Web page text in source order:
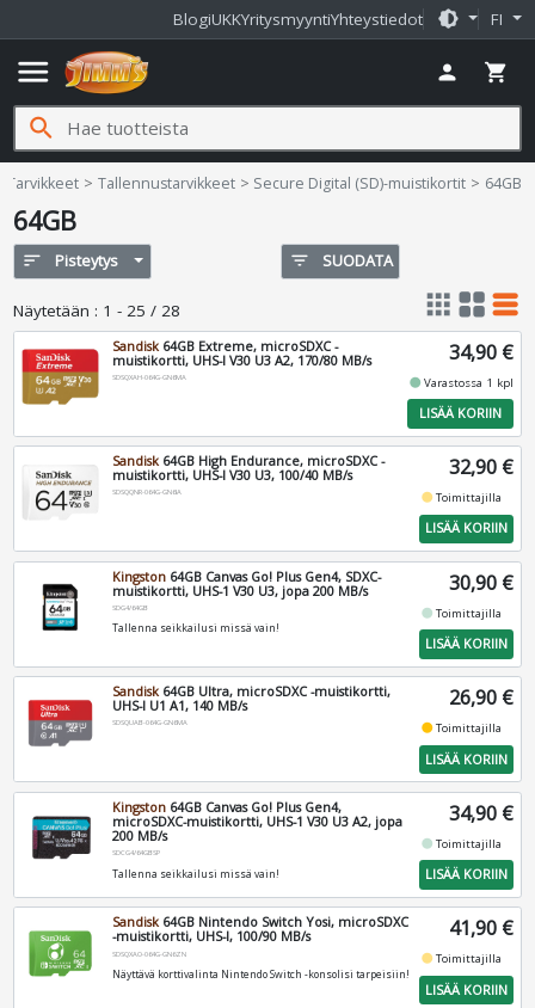
BlogiUKKYritysmyyntiYhteystiedot brightness_medium FI
menu person shopping_cart
search
Tarvikkeet Tallennustarvikkeet Secure Digital (SD)-muistikortit 64GB
64GB
sort Pisteytys filter_list SUODATA
Näytetään : 1 - 25 / 28 apps grid_view table_rows
Sandisk 64GB Extreme, microSDXC -
muistikortti, UHS-I V30 U3 A2, 170/80 MB/s
SDSQXAH-064G-GN6MA
34,90 €
fiber_manual_recordVarastossa 1 kpl
LISÄÄ KORIIN
Sandisk64GB High Endurance, microSDXC -
muistikortti, UHS-I V30 U3, 100/40 MB/s
SDSQQNR-064G-GN6IA
32,90 €
fiber_manual_recordToimittajilla
LISÄÄ KORIIN
Kingston 64GB Canvas Go! Plus Gen4, SDXC-
muistikortti, UHS-1 V30 U3, jopa 200 MB/s
SDG4/64GB
Tallenna seikkailusi missä vain!
30,90 €
fiber_manual_recordToimittajilla
LISÄÄ KORIIN
Sandisk64GB Ultra, microSDXC -muistikortti,
UHS-I U1 A1, 140 MB/s
SDSQUAB-064G-GN6MA
26,90 €
fiber_manual_recordToimittajilla
LISÄÄ KORIIN
Kingston 64GB Canvas Go! Plus Gen4,
microSDXC-muistikortti, UHS-1 V30 U3 A2, jopa
200 MB/s
SDCG4/64GBSP
Tallenna seikkailusi missä vain!
34,90 €
fiber_manual_recordToimittajilla
LISÄÄ KORIIN
Sandisk64GB Nintendo Switch Yosi, microSDXC
-muistikortti, UHS-I, 100/90 MB/s
SDSQXAO-064G-GN6ZN
Näyttävä korttivalinta Nintendo Switch -konsolisi tarpeisiin!
41,90 €
fiber_manual_recordToimittajilla
LISÄÄ KORIIN